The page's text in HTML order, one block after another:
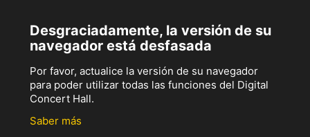
Desgraciadamente, la versión de su
navegador está desfasada
Por favor, actualice la versión de su navegador
para poder utilizar todas las funciones del Digital
Concert Hall.
Saber más